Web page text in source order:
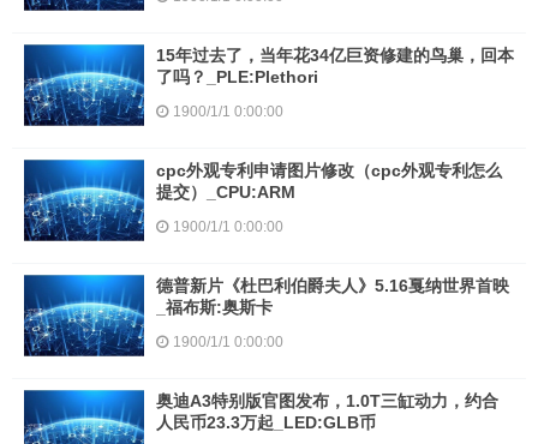
15年过去了，当年花34亿巨资修建的鸟巢，回本
了吗？_PLE:Plethori
1900/1/1 0:00:00
cpc外观专利申请图片修改（cpc外观专利怎么
提交）_CPU:ARM
1900/1/1 0:00:00
德普新片《杜巴利伯爵夫人》5.16戛纳世界首映
_福布斯:奥斯卡
1900/1/1 0:00:00
奥迪A3特别版官图发布，1.0T三缸动力，约合
人民币23.3万起_LED:GLB币